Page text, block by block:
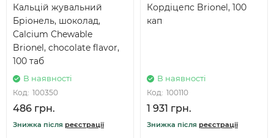
Кальцій жувальний
Бріонель, шоколад,
Calcium Chewable
Brionel, chocolate flavor,
100 таб
В наявності
Код: 100350
486 грн.
Знижка після реєстрації
Кордіцепс Brionel, 100
кап
В наявності
Код: 100110
1 931 грн.
Знижка після реєстрації